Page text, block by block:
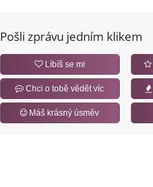
Pošli zprávu jedním klikem
Líbíš se mi
Chci o tobě vědět víc
Máš krásný úsměv